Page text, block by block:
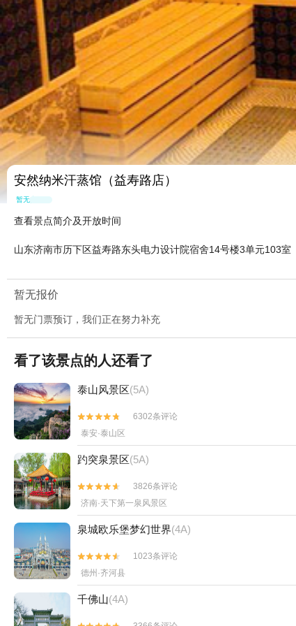
安然纳米汗蒸馆（益寿路店）
暂无点评
查看景点简介及开放时间
山东济南市历下区益寿路东头电力设计院宿舍14号楼3单元103室
暂无报价
暂无门票预订，我们正在努力补充
看了该景点的人还看了
泰山风景区(5A)


6302条评论
泰安·泰山区
趵突泉景区(5A)


3826条评论
济南·天下第一泉风景区
泉城欧乐堡梦幻世界(4A)


1023条评论
德州·齐河县
千佛山(4A)